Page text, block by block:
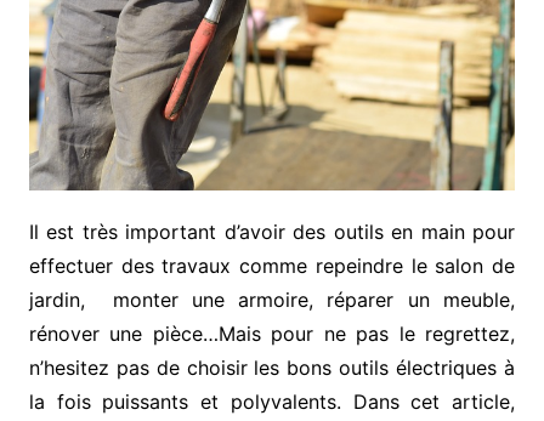
Il est très important d’avoir des outils en main pour
effectuer des travaux comme repeindre le salon de
jardin, monter une armoire, réparer un meuble,
rénover une pièce…Mais pour ne pas le regrettez,
n’hesitez pas de choisir les bons outils électriques à
la fois puissants et polyvalents. Dans cet article,